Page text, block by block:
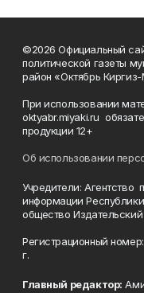
©2026 Официальный
политической газеты
район «Октябрь
При использовании
oktyabr.miyaki.ru
продукции 12+
Об использовании
Учредители: Агентство
информации
общество
Регистрационный
г.
Главный редактор: